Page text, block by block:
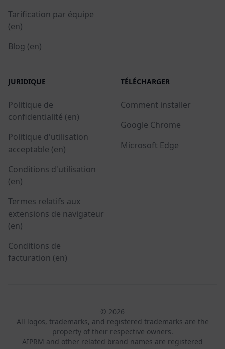
Tarification par équipe
(en)
Blog (en)
JURIDIQUE
Politique de
confidentialité (en)
Politique d'utilisation
acceptable (en)
Conditions d'utilisation
(en)
Termes relatifs aux
extensions de navigateur
(en)
Conditions de
facturation (en)
TÉLÉCHARGER
Comment installer
Google Chrome
Microsoft Edge
© 2026
All logos, trademarks, and registered trademarks are the
property of their respective owners.
AIPRM and other related brand names are registered